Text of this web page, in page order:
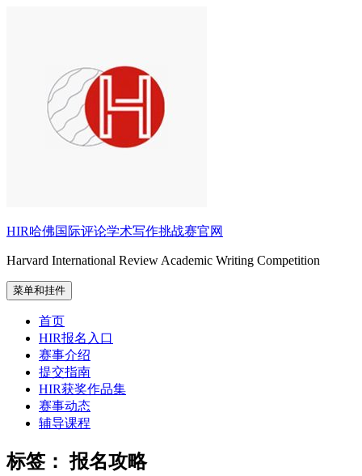
HIR哈佛国际评论学术写作挑战赛官网
Harvard International Review Academic Writing Competition
菜单和挂件
首页
HIR报名入口
赛事介绍
提交指南
HIR获奖作品集
赛事动态
辅导课程
标签：报名攻略